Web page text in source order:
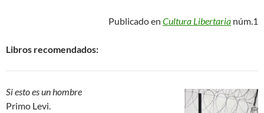
Publicado en Cultura Libertaria núm.1
Libros recomendados:
Si esto es un hombre
Primo Levi.